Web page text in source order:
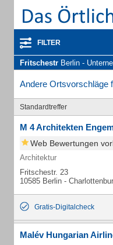
FILTER
Fritschestr Berlin -
Andere Ortsvorschläge
Standardtreffer
M 4 Architekten
Web Bewertungen
Architektur
Fritschestr. 23
10585 Berlin -
Gratis-Digitalcheck
Malév Hungarian